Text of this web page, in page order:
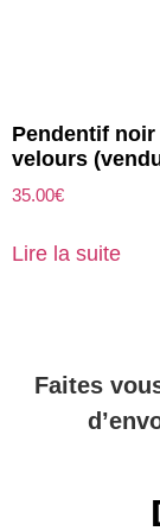
Pendentif
velours
35.00€
Lire la suite
Faites